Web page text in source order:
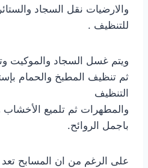
والارضيات نقل السجاد
للتنظيف .
ويتم غسل السجاد والموكيت
ثم تنظيف المطبخ والحمام
التنظيف
والمطهرات ثم تلميع الأخشاب
باجمل الروائح.
على الرغم من ان المسابح